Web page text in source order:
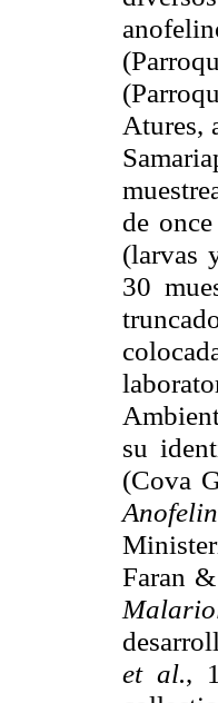
Atures,
de
(larvas
30
su
(Cova
Faran
et al.,